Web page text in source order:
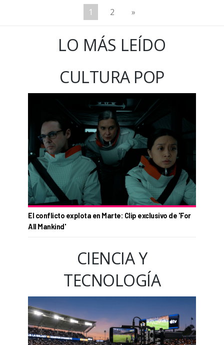
1 2 »
LO MÁS LEÍDO
CULTURA POP
El conflicto explota en Marte: Clip exclusivo de 'For
All Mankind'
CIENCIA Y
TECNOLOGÍA